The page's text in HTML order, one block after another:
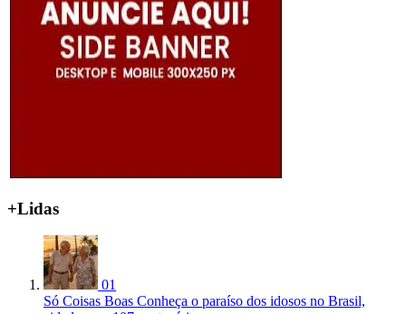
+Lidas
01
Só Coisas Boas Conheça o paraíso dos idosos no Brasil,